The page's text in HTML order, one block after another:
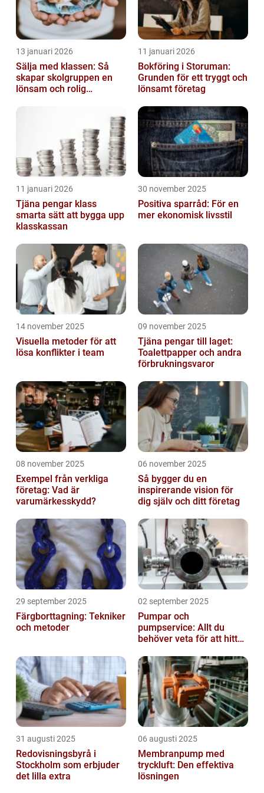
13 januari 2026
Sälja med klassen: Så
skapar skolgruppen en
lönsam och rolig
11 januari 2026
Bokföring i Storuman:
Grunden för ett tryggt och
lönsamt företag
11 januari 2026
Tjäna pengar klass
smarta sätt att bygga upp
klasskassan
30 november 2025
Positiva sparråd: För en
mer ekonomisk livsstil
14 november 2025
Visuella metoder för att
lösa konflikter i team
09 november 2025
Tjäna pengar till laget:
Toalettpapper och andra
förbrukningsvaror
08 november 2025
Exempel från verkliga
företag: Vad är
varumärkesskydd?
06 november 2025
Så bygger du en
inspirerande vision för
dig själv och ditt företag
29 september 2025
Färgborttagning: Tekniker
och metoder
02 september 2025
Pumpar och
pumpservice: Allt du
behöver veta för att hitta
31 augusti 2025
Redovisningsbyrå i
Stockholm som erbjuder
det lilla extra
06 augusti 2025
Membranpump med
tryckluft: Den effektiva
lösningen